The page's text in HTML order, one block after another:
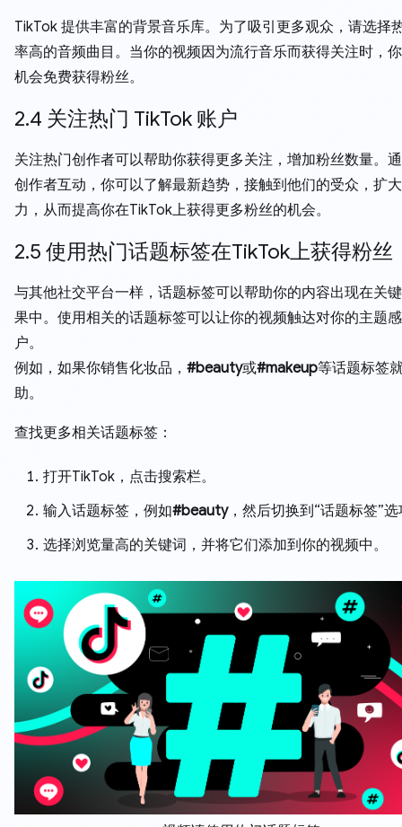
TikTok 提供丰富的背景音乐库。为了吸引更多观众，请选择
率高的音频曲目。当你的视频因为流行音乐而获得关注时，
机会免费获得粉丝。
2.4 关注热门 TikTok 账户
关注热门创作者可以帮助你获得更多关注，增加粉丝数量。
创作者互动，你可以了解最新趋势，接触到他们的受众，扩
力，从而提高你在TikTok上获得更多粉丝的机会。
2.5 使用热门话题标签在TikTok上获得粉丝
与其他社交平台一样，话题标签可以帮助你的内容出现在关
果中。使用相关的话题标签可以让你的视频触达对你的主题
户。
例如，如果你销售化妆品， #beauty或#makeup等话题标签
助。
查找更多相关话题标签：
打开TikTok，点击搜索栏。
输入话题标签，例如#beauty，然后切换到“话题标签”
选择浏览量高的关键词，并将它们添加到你的视频中。